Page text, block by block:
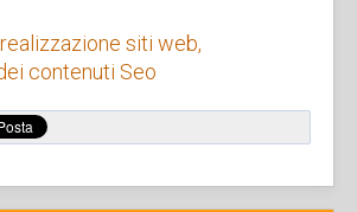
siti web,
contenuti Seo